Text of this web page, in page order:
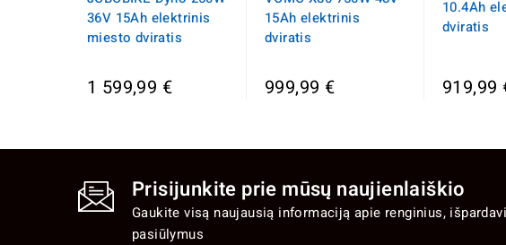
36V 15Ah elektrinis
miesto dviratis
1 599,99 €
15Ah elektrinis
dviratis
999,99 €
10.4Ah
dviratis
919,99
Prisijunkite prie mūsų naujienlaiškio
Gaukite visą naujausią informaciją apie renginius,
pasiūlymus